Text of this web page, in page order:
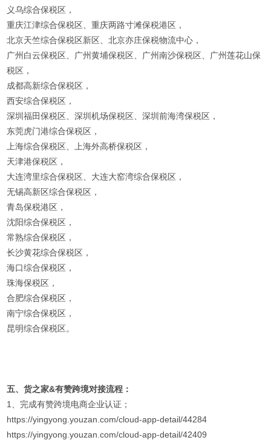
义乌综合保税区，
重庆江津综合保税区、重庆两路寸滩保税港区，
北京天竺综合保税区新区、北京亦庄保税物流中心，
广州白云保税区、广州黄埔保税区、广州南沙保税区、广州莲花山保
税区，
成都高新综合保税区，
西安综合保税区，
深圳福田保税区、深圳机场保税区、深圳前海湾保税区，
东莞虎门港综合保税区，
上海综合保税区、上海外高桥保税区，
天津港保税区，
大连湾里综合保税区、大连大窑湾综合保税区，
无锡高新区综合保税区，
青岛保税港区，
沈阳综合保税区，
常熟综合保税区，
长沙黄花综合保税区，
海口综合保税区，
珠海保税区，
合肥综合保税区，
南宁综合保税区，
昆明综合保税区。
五、货之家&有赞跨境对接流程：
1、完成有赞跨境电商企业认证；
https://yingyong.youzan.com/cloud-app-detail/44284
https://yingyong.youzan.com/cloud-app-detail/42409